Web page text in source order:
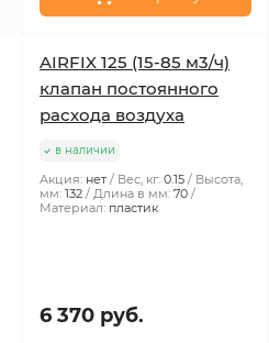
AIRFIX 125 (15-85 м3/ч)
клапан постоянного
расхода воздуха
в наличии
Акция: нет Вес, кг: 0.15
Высота,
мм: 132 Длина в мм: 70
Материал: пластик
6 370 руб.